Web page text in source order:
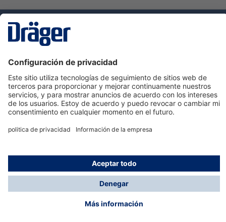
Servicio de atención al cliente de Dräger
Ayuda
Información
© Dräger Hispania S.A.U., 2024
*Todos los precios no incluyen IVA y posibles gastos
de envío, salvo que indique lo contrario